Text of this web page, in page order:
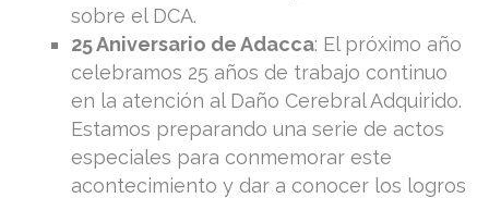
sobre el DCA.
25 Aniversario de Adacca: El próximo año
celebramos 25 años de trabajo continuo
en la atención al Daño Cerebral Adquirido.
Estamos preparando una serie de actos
especiales para conmemorar este
acontecimiento y dar a conocer los logros